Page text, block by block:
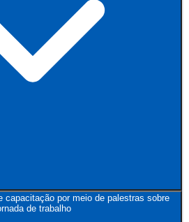
capacitação por meio de palestras sobre
de trabalho